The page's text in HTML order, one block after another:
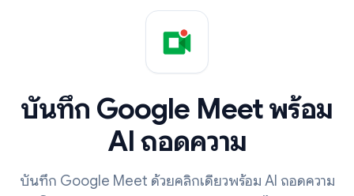
บันทึก Google Meet พร้อม
AI ถอดความ
บันทึก Google Meet ด้วยคลิกเดียวพร้อม AI ถอดความ